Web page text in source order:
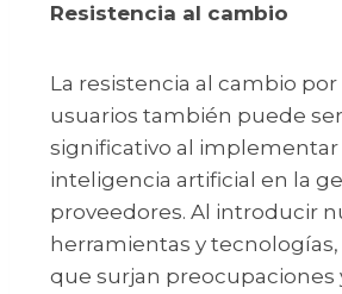
Resistencia al cambio
La resistencia al cambio
usuarios también puede
significativo al implementar
inteligencia artificial en la
proveedores. Al introducir
herramientas y
que surjan preocupaciones